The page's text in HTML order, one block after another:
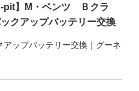
pit】M・ベンツ Ｂクラ
クアップバッテリー交換
ップバッテリー交換｜グーネ